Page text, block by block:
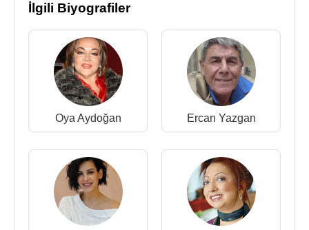
2021 - Oluversin Gari'ye sor (Sinema Filmi)
2021 - İki Gönül Bir Ölüversin Gari (Sinema Filmi)
2021 - Sağlık Oluversin Gari (Sinema Filmi)
2021 - Aşk Oluversin Gari (Muhtar) (Sinema Filmi)
2021 - Girift (TV Dizisi)
2020 - Petrol sevdası (Muhtar) (Sinema Filmi)
2020 - Geçerken Uğradım (Sinema Filmi)
2020 -Nasipse Olur(Hamdi Öztürk) (Sinema Filmi)
2019 - İhtiyar Kurtlar (Sinema Filmi)
2019 - Deli İşi (Sinema Filmi)
2019 - Bizim Hikaye (Zihni Elibol)(TV Dizisi)
2019 - Hayalimdeki Köy
(Sinema Filmi)
2019 - O İş Bende (Sinema Filmi)
İlgili Biyografiler
Oya Aydoğan Ercan Yazgan